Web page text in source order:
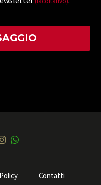
Contatti